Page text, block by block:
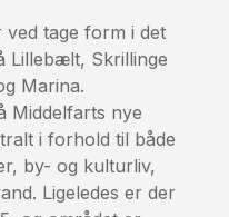
tage form i det
Lillebælt, Skrillinge
Marina.
Middelfarts nye
i forhold til både
by- og kulturliv,
Ligeledes er der